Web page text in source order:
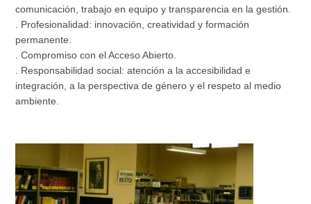
comunicación, trabajo en equipo y transparencia en la gestión.
. Profesionalidad: innovación, creatividad y formación
permanente.
. Compromiso con el Acceso Abierto.
. Responsabilidad social: atención a la accesibilidad e
integración, a la perspectiva de género y el respeto al medio
ambiente.